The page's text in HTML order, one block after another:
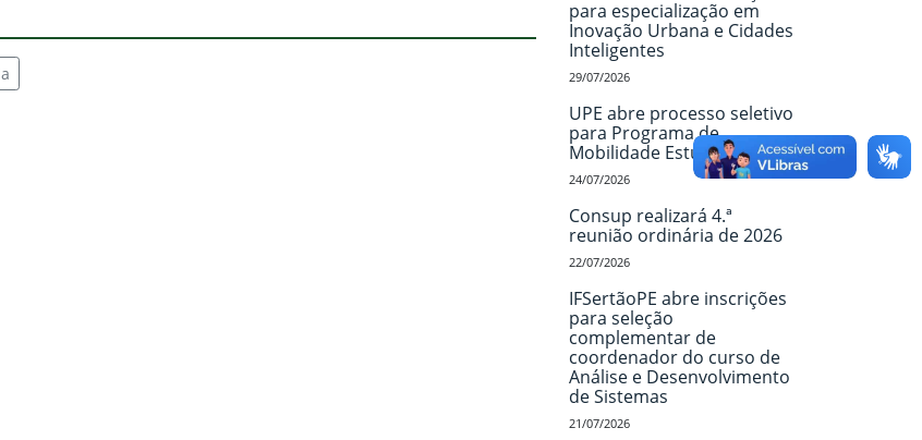
para especialização em
Inovação Urbana e Cidades
Inteligentes
29/07/2026
UPE abre processo seletivo
para Programa de
Mobilidade Estudantil
24/07/2026
Consup realizará 4.ª
reunião ordinária de 2026
22/07/2026
IFSertãoPE abre inscrições
para seleção
complementar de
coordenador do curso de
Análise e Desenvolvimento
de Sistemas
21/07/2026